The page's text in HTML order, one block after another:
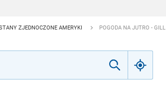
ZJEDNOCZONE AMERYKI POGODA NA JUTRO - GILL